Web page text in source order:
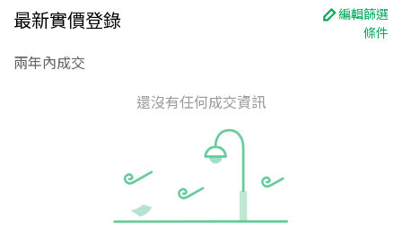
最新實價登錄
編輯篩選
條件
兩年內成交
還沒有任何成交資訊